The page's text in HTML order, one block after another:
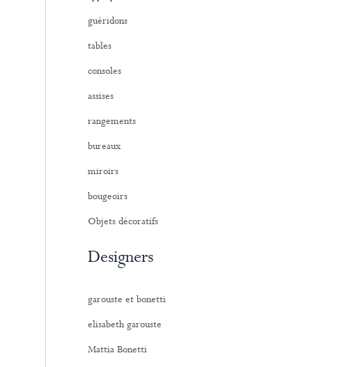
:guéridons
tables
consoles
assises
rangements
bureaux
miroirs
bougeoirs
Objets décoratifs
Designers
garouste et bonetti
elisabeth garouste
Mattia Bonetti